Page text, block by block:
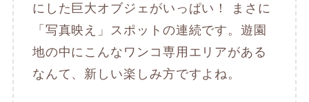
にした巨大オブジェがいっぱい！ まさに
「写真映え」スポットの連続です。遊園
地の中にこんなワンコ専用エリアがある
なんて、新しい楽しみ方ですよね。